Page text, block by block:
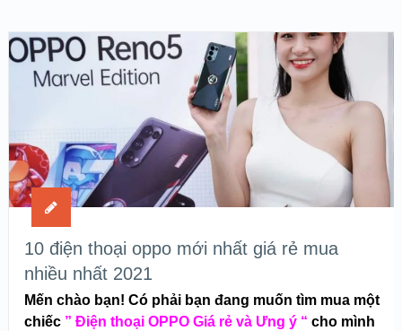
10 điện thoại oppo mới nhất giá rẻ mua
nhiều nhất 2021
Mến chào bạn! Có phải bạn đang muốn tìm mua một
chiếc ” Điện thoại OPPO Giá rẻ và Ưng ý “ cho mình